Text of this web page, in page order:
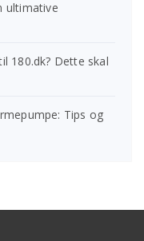
ultimative
180.dk? Dette skal
Tips og